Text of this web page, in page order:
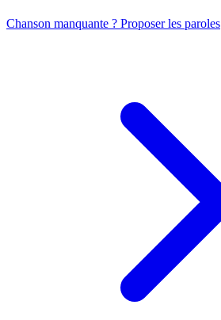
Chanson manquante ? Proposer les paroles